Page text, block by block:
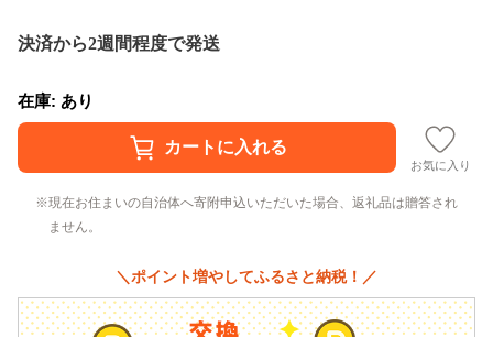
決済から2週間程度で発送
在庫: あり
お気に入り
現在お住まいの自治体へ寄附申込いただいた場合、返礼品は贈答され
ません。
＼ポイント増やしてふるさと納税！／